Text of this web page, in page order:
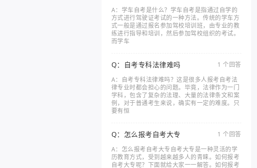
A：学车自考是什么？学车自考是指通过自学的
方式进行驾驶证考试的一种方法。传统的学车方
式一般是通过报名参加驾校培训班，由专业的教
练进行指导和培训，然后参加驾校组织的考试。
而学车
Q：自考专科法律难吗
1 个回答
A：自考专科法律难吗？这是很多人报考自考法
律专业时都会担心的问题。毕竟，法律作为一门
学科，包含了复杂的法理、大量的法律条文和案
例，对于普通考生来说，确实有一定的难度。只
要有恒
Q：怎么报考自考大专
1 个回答
A：怎么报考自考大专自考大专是一种灵活的学
历教育方式，受到越来越多人的青睐。如何报考
自考大专呢？下面就给大家一一解答。如何报考